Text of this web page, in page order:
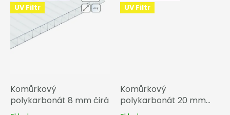
UV Filtr
Komůrkový
polykarbonát 8 mm čirá
UV Filtr
Komůrkový
polykarbonát 20 mm
čirá